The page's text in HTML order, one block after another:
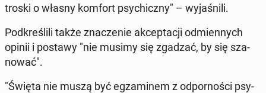
troski o własny komfort psy­chicz­ny" – wy­ja­śni­li.
Pod­kre­śli­li także zna­cze­nie ak­cep­ta­cji od­mien­nych
opinii i postawy "nie musimy się zgadzać, by się sza­
no­wać".
"Święta nie muszą być eg­za­mi­nem z od­por­no­ści psy­